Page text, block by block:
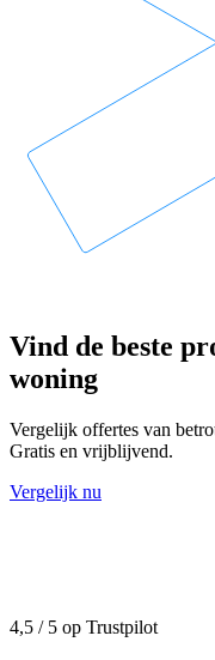
Vind de beste
woning
Vergelijk offertes van
Gratis en vrijblijvend.
Vergelijk nu
4,5 / 5 op Trustpilot